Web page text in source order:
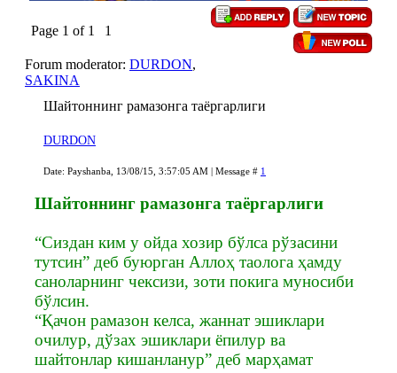
Page 1 of 1 1
Forum moderator: DURDON,
SAKINA
Шайтоннинг рамазонга таёргарлиги
DURDON
Date: Payshanba, 13/08/15, 3:57:05 AM | Message # 1
Шайтоннинг рамазонга таёргарлиги
“Сиздан ким у ойда хозир бўлса рўзасини
тутсин” деб буюрган Аллоҳ таолога ҳамду
саноларнинг чексизи, зоти покига муносиби
бўлсин.
“Қачон рамазон келса, жаннат эшиклари
очилур, дўзах эшиклари ёпилур ва
шайтонлар кишанланур” деб марҳамат